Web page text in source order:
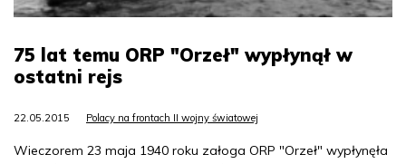
75 lat temu ORP "Orzeł" wypłynął w
ostatni rejs
22.05.2015 Polacy na frontach II wojny światowej
Wieczorem 23 maja 1940 roku załoga ORP "Orzeł" wypłynęła